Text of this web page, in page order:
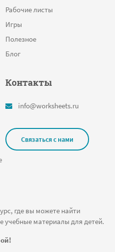
где вы можете найти
учебные материалы для детей.
Рабочие листы
Игры
Полезное
Блог
Контакты
info@worksheets.ru
Связаться с нами